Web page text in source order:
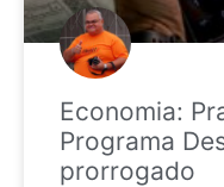
Economia:
Programa
prorrogado